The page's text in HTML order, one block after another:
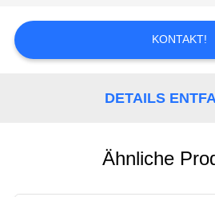
UNS
IN
VERBINDUNG
KONTAKT!
DETAILS
Ähnliche